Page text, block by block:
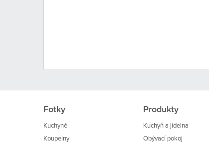
Fotky
Kuchyně
Koupelny
Produkty
Kuchyň a jídelna
Obývací pokoj